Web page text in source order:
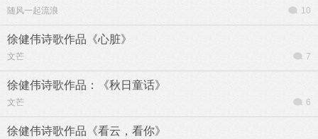
随风一起流浪 10
徐健伟诗歌作品《心脏》
文芒 7
徐健伟诗歌作品：《秋日童话》
文芒 6
徐健伟诗歌作品《看云，看你》